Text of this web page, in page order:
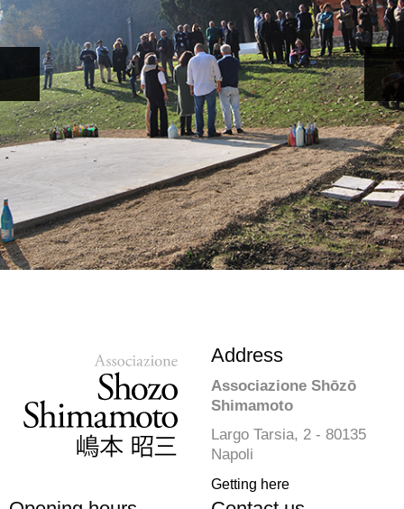
Address
Associazione Shōzō
Shimamoto
Largo Tarsia, 2 - 80135
Napoli
Getting here